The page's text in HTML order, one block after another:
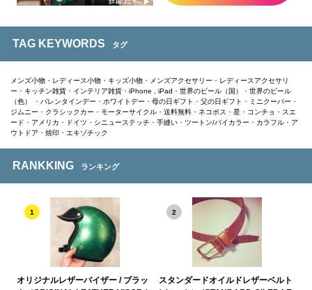
TAG KEYWORDS タグ
メンズ小物 ・ レディース小物 ・ キッズ小物 ・ メンズアクセサリー ・ レディースアクセサリ
ー ・ キッチン雑貨 ・ インテリア雑貨 ・ iPhone , iPad ・ 世界のビール（国） ・ 世界のビール
（色）
・ バレンタインデー ・ ホワイトデー ・ 母の日ギフト ・ 父の日ギフト ・ ミニクーパー ・
ジムニー ・ クラシックカー ・ モーターサイクル ・ 送料無料 ・ ネコポス ・ 星 ・ コンチョ ・ スエ
ード ・ アメリカ ・ ドイツ ・ シニューステッチ ・ 手縫い ・ ツートン/バイカラー ・ カラフル ・ ア
ウトドア ・ 焼印 ・ エキゾチック
RANKKING ランキング
1
オリジナルレザーバイザー / ブラッ
2
スタンダードオイルドレザーベルト